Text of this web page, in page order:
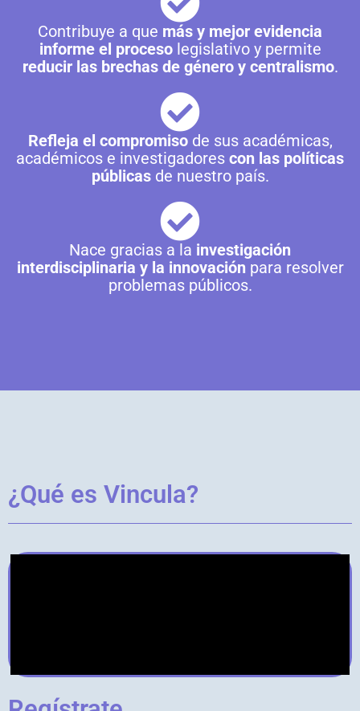
Contribuye a que más y mejor evidencia
informe el procesolegislativo y permite
reducir las brechas de género y centralismo.
Refleja el compromisode sus académicas,
académicos e investigadores con las políticas
públicasde nuestro país.
Nace gracias a la investigación
interdisciplinaria y la innovación para resolver
problemas públicos.
¿Qué es Vincula?